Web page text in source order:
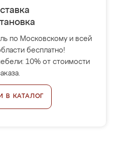
по Московскому и всей
бесплатно!
10% от стоимости
В КАТАЛОГ